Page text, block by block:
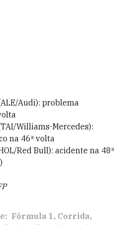
Audi): problema
Williams-Mercedes):
na 46ª volta
Red Bull): acidente na 48ª
Fórmula 1 Corrida